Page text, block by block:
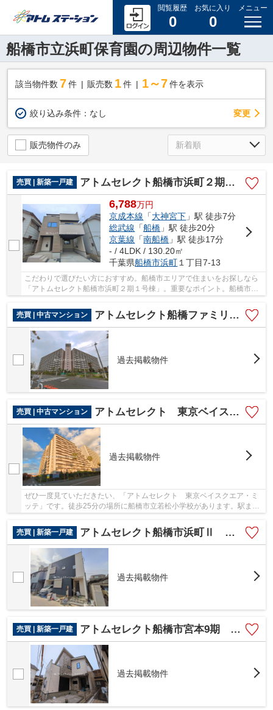
閲覧履歴
0
お気に入り
0
メニュー
船橋市立浜町保育園の周辺物件一覧
該当物件数 7件 販売数 1 件 1～7 件を表示
絞り込み条件： なし 変更
販売物件のみ
売買 | 新築一戸建 アトムセレクト船橋市浜町２期１号棟
6,788万円
京成本線 「大神宮下 」駅 徒歩7分
総武線 「船橋 」駅 徒歩20分
京葉線 「南船橋 」駅 徒歩17分
- / 4LDK / 130.20㎡
千葉県船橋市浜町１丁目7-13
こだわりで選びたい方におすすめ。船橋市エリアで住まいをお探しなら
「アトムセレクト船橋市浜町２期１号棟」。重要なポイント。船橋市立
売買 | 中古マンション
アトムセレクト船橋ファミリータウン１号棟 1207号室
過去掲載物件
売買 | 中古マンション アトムセレクト 東京ベイスクエア・ミッテ
過去掲載物件
ぜひ一度見ていただきたい、「アトムセレクト 東京ベイスクエア・ミ
ッテ」です。徒歩25分の場所に船橋市立若松小学校があります。駅まで
売買 | 新築一戸建
アトムセレクト船橋市浜町Ⅱ １号棟
過去掲載物件
売買 | 新築一戸建 アトムセレクト船橋市宮本9期 1号棟
過去掲載物件